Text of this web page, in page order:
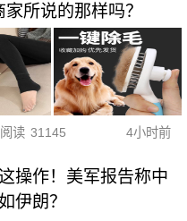
所说的那样吗？
阅读 31145 4小时前
操作！美军报告称中
伊朗？